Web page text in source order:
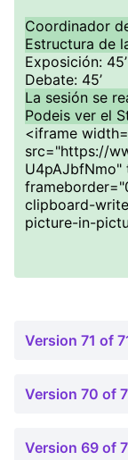
Coordinador
Estructura de
Exposición: 45’
Debate: 45’
La sesión se
Podeis ver el
<iframe
src="https://
U4pAJbfNmo"
clipboard-
picture-in-
Version 71 of
Version 70 of
Version 69 of